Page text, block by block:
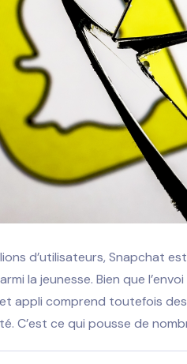
d’utilisateurs, Snapchat
la jeunesse. Bien que
appli comprend toutefois
C’est ce qui pousse de